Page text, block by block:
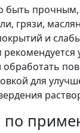
быть прочным,
грязи,
и
для
по